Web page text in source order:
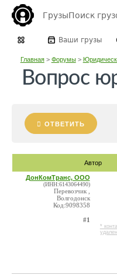
ГрузыПоиск
Ваши грузы
Главная> Форумы>
Вопрос
ОТВЕТИТЬ
Автор
ДонКомТранс, ООО
(ИНН:6143064490)
Перевозчик ,
Волгодонск
Код:9098358
#1
*
удален